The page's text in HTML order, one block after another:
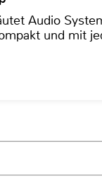
Audio
und mit